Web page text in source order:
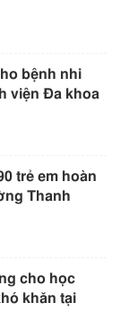
bệnh nhi
viện Đa khoa
trẻ em hoàn
Thanh
cho học
khăn tại